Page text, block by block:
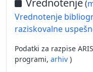
(
Vrednotenje
raziskovalne
Podatki za razpise
programi, arhiv )